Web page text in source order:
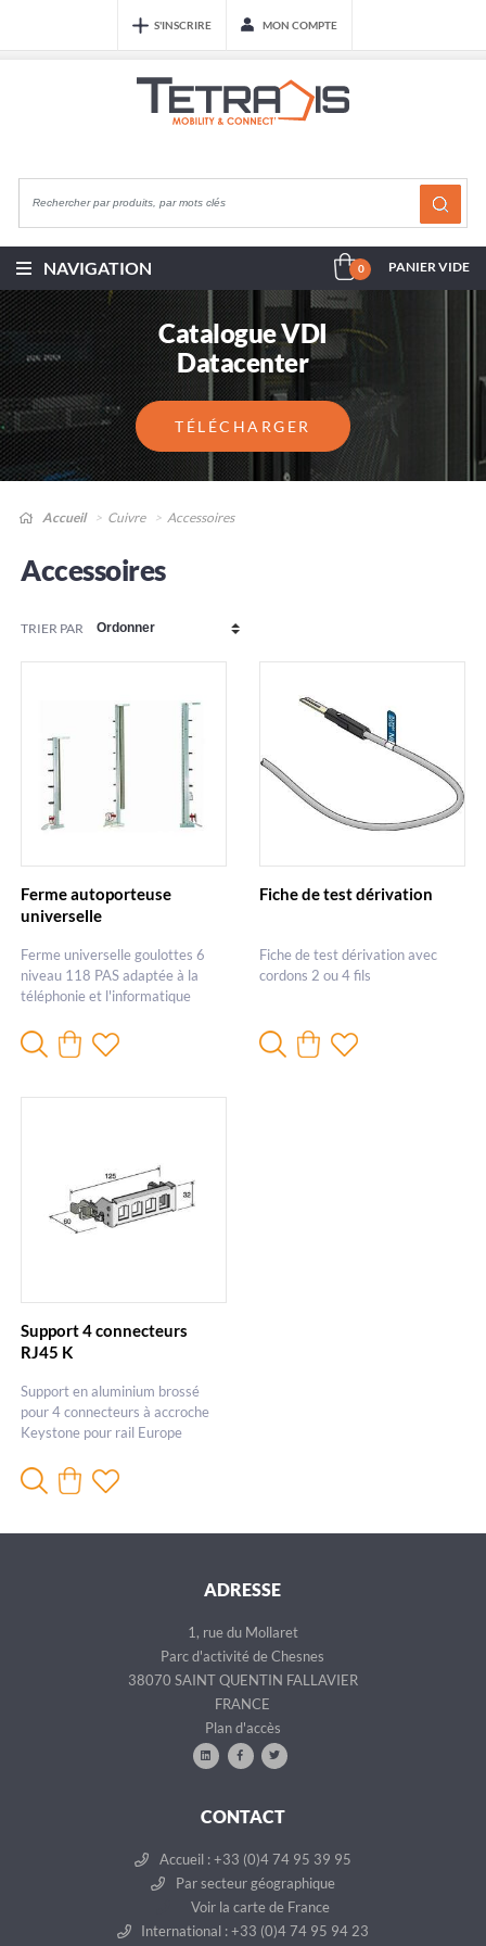
S'INSCRIRE MON COMPTE
NAVIGATION 0 PANIER VIDE
Catalogue VDI
Datacenter
TÉLÉCHARGER
Accueil Cuivre Accessoires
Accessoires
TRIER PAR
Ferme autoporteuse
universelle
Ferme universelle goulottes 6
niveau 118 PAS adaptée à la
téléphonie et l'informatique
Fiche de test dérivation
Fiche de test dérivation avec
cordons 2 ou 4 fils
Support 4 connecteurs
RJ45 K
Support en aluminium brossé
pour 4 connecteurs à accroche
Keystone pour rail Europe
ADRESSE
1, rue du Mollaret
Parc d'activité de Chesnes
38070 SAINT QUENTIN FALLAVIER
FRANCE
Plan d'accès
CONTACT
Accueil : +33 (0)4 74 95 39 95
Par secteur géographique
Voir la carte de France
International : +33 (0)4 74 95 94 23